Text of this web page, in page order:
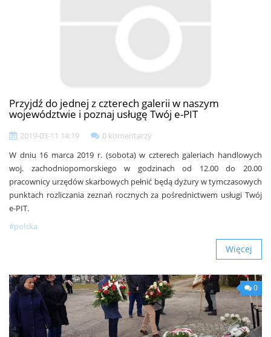
Przyjdź do jednej z czterech galerii w naszym
województwie i poznaj usługę Twój e-PIT
2019-03-11 14:19
0 komentarzy
W dniu 16 marca 2019 r. (sobota) w czterech galeriach handlowych
woj. zachodniopomorskiego w godzinach od 12.00 do 20.00
pracownicy urzędów skarbowych pełnić będą dyżury w tymczasowych
punktach rozliczania zeznań rocznych za pośrednictwem usługi Twój
e-PIT.
#polska
Więcej
0